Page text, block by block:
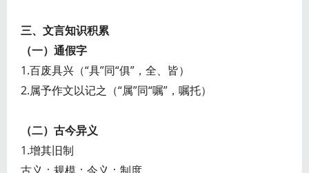
三、文言知识积累
（一）通假字
1.百废具兴（“具”同“俱”，全、皆）
2.属予作文以记之（“属”同“嘱”，嘱托）
（二）古今异义
1.增其旧制